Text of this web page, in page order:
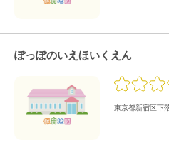
ぽっぽのいえほいくえん
東京都新宿区下